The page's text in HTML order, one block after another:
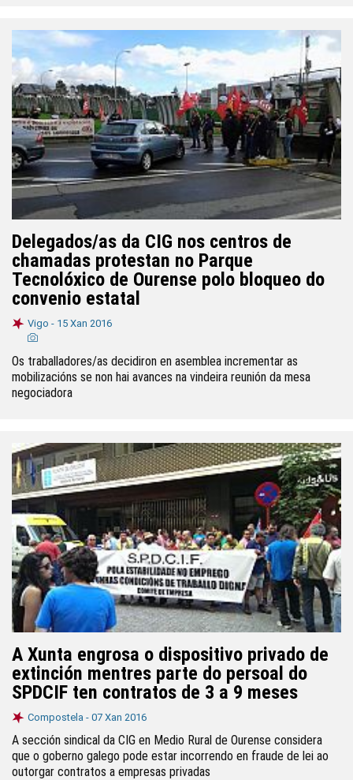
Delegados/as da CIG nos centros de
chamadas protestan no Parque
Tecnolóxico de Ourense polo bloqueo do
convenio estatal
Vigo - 15 Xan 2016
Os traballadores/as decidiron en asemblea incrementar as
mobilizacións se non hai avances na vindeira reunión da mesa
negociadora
A Xunta engrosa o dispositivo privado de
extinción mentres parte do persoal do
SPDCIF ten contratos de 3 a 9 meses
Compostela - 07 Xan 2016
A sección sindical da CIG en Medio Rural de Ourense considera
que o goberno galego pode estar incorrendo en fraude de lei ao
outorgar contratos a empresas privadas